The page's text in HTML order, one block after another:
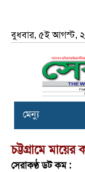
বুধবার, ৫ই আগস্ট,
মেন্যু
চট্টগ্রামে
সেরাকণ্ঠ ডট কম :